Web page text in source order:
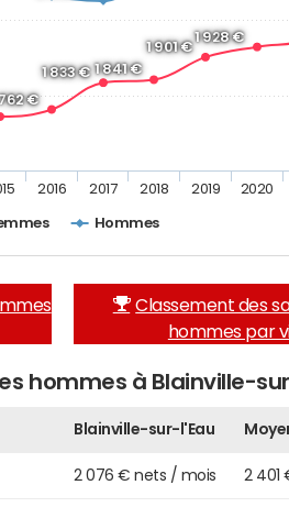
762 €
1 833 € 1 841 €
1 901 €
1 928 €
Hommes
2016 2017 2018 2019 2020
Classement des
hommes par
hommes à Blainville-
Blainville-sur-l'Eau
2 076 € nets / mois 2 401